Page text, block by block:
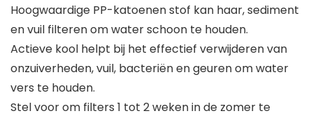
Hoogwaardige PP-katoenen stof kan haar, sediment
en vuil filteren om water schoon te houden.
Actieve kool helpt bij het effectief verwijderen van
onzuiverheden, vuil, bacteriën en geuren om water
vers te houden.
Stel voor om filters 1 tot 2 weken in de zomer te